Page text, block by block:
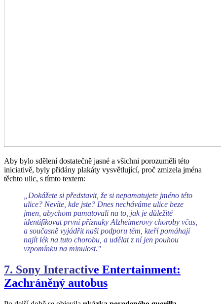
Aby bylo sdělení dostatečně jasné a všichni porozuměli této
iniciativě, byly přidány plakáty vysvětlující, proč zmizela jména
těchto ulic, s tímto textem:
„Dokážete si představit, že si nepamatujete jméno této
ulice? Nevíte, kde jste? Dnes necháváme ulice beze
jmen, abychom pamatovali na to, jak je důležité
identifikovat první příznaky Alzheimerovy choroby včas,
a současně vyjádřit naši podporu těm, kteří pomáhají
najít lék na tuto chorobu, a udělat z ní jen pouhou
vzpomínku na minulost."
7. Sony Interactive Entertainment:
Zachráněný autobus